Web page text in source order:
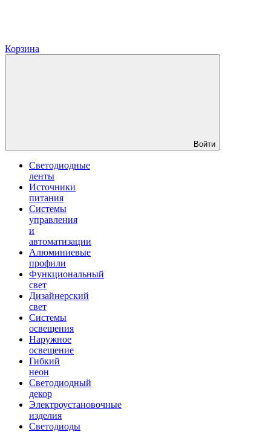
Корзина
Войти
Светодиодные
ленты
Источники
питания
Системы
управления
и
автоматизации
Алюминиевые
профили
Функциональный
свет
Дизайнерский
свет
Системы
освещения
Наружное
освещение
Гибкий
неон
Светодиодный
декор
Электроустановочные
изделия
Светодиоды